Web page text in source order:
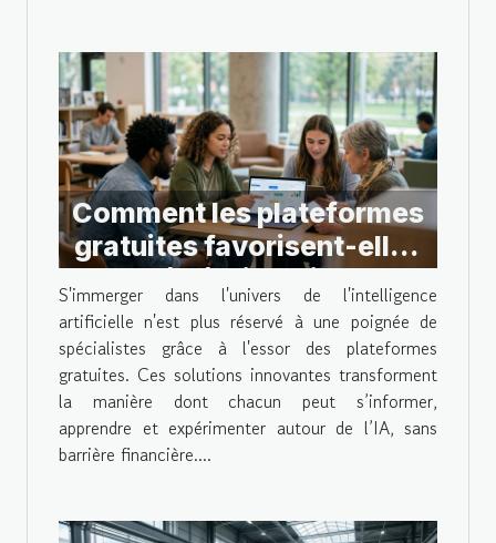
Comment les plateformes
gratuites favorisent-elles
l'accès à l'intelligence
artificielle ?
S'immerger dans l'univers de l'intelligence
artificielle n'est plus réservé à une poignée de
spécialistes grâce à l'essor des plateformes
gratuites. Ces solutions innovantes transforment
la manière dont chacun peut s’informer,
apprendre et expérimenter autour de l’IA, sans
barrière financière....